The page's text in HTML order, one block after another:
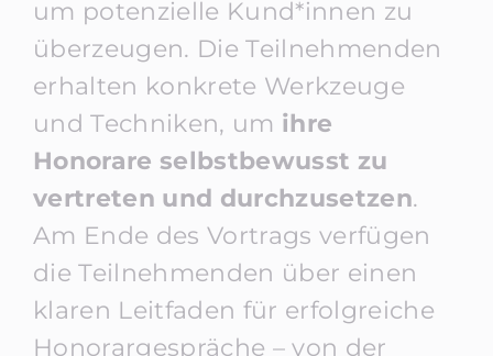
um potenzielle Kund*innen zu
überzeugen. Die Teilnehmenden
erhalten konkrete Werkzeuge
und Techniken, um ihre
Honorare selbstbewusst zu
vertreten und durchzusetzen.
Am Ende des Vortrags verfügen
die Teilnehmenden über einen
klaren Leitfaden für erfolgreiche
Honorargespräche – von der